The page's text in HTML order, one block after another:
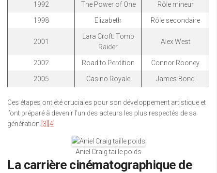
1992 The Power of One Rôle mineur
1998 Elizabeth Rôle secondaire
2001
Lara Croft: Tomb
Raider
Alex West
2002 Road to Perdition Connor Rooney
2005 Casino Royale James Bond
Ces étapes ont été cruciales pour son développement artistique et
l’ont préparé à devenir l’un des acteurs les plus respectés de sa
génération. [3] [4]
Aniel Craig taille poids
La carrière cinématographique de